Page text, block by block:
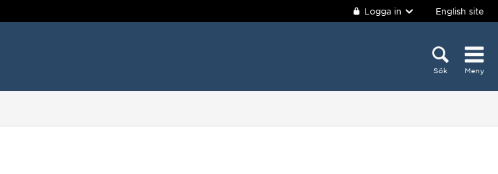
Logga in English site
Sök Meny